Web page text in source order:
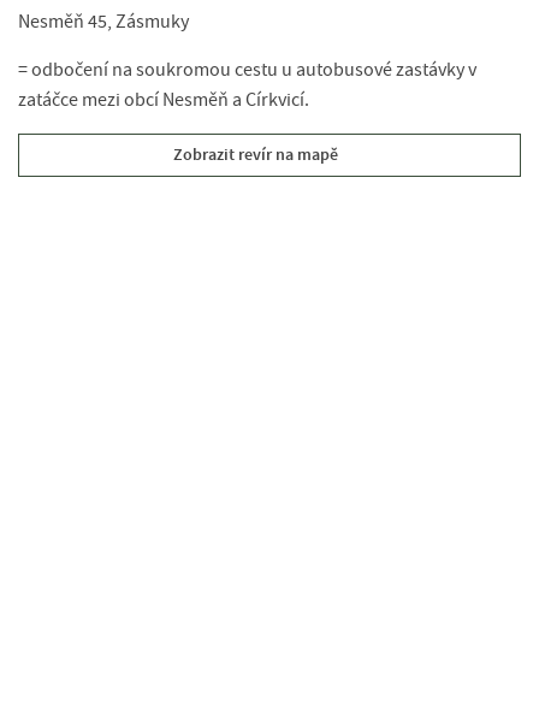
Nesměň 45, Zásmuky
= odbočení na soukromou cestu u autobusové zastávky v
zatáčce mezi obcí Nesměň a Církvicí.
Zobrazit revír na mapě